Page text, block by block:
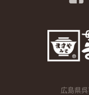
広島県